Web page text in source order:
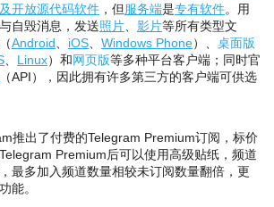
开放源代码软件 ，但服务端是专有软件。用
自毁消息，发送照片 影片等所有类型文
Android iOS Windows Phone）、 桌面版
Linux）和网页版等多种平台客户端；同时官
（API），因此拥有许多第三方的客户端可供选
推出了付费的Telegram Premium订阅，标价
Premium后可以使用高级贴纸，频道
最多加入频道数量相较未订阅数量翻倍，更
能。